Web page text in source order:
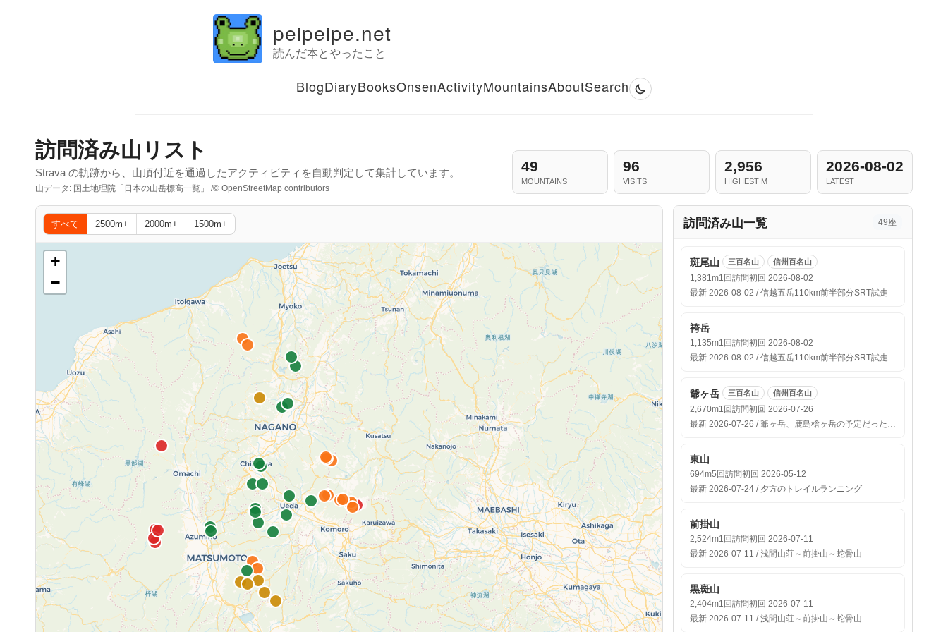
peipeipe.net
読んだ本とやったこと
BlogDiaryBooksOnsenActivityMountainsAboutSearch
訪問済み山リスト
Strava の軌跡から、山頂付近を通過したアクティビティを自動判定して集計しています。
山データ: 国土地理院「日本の山岳標高一覧」 /© OpenStreetMap contributors
49
MOUNTAINS
96
VISITS
2,956
HIGHEST M
2026-08-02
LATEST
すべて 2500m+ 2000m+ 1500m+
+
−
訪問済み山一覧 49座
斑尾山 三百名山 信州百名山
1,381m1回訪問初回 2026-08-02
最新 2026-08-02 / 信越五岳110km前半部分SRT試走
袴岳
1,135m1回訪問初回 2026-08-02
最新 2026-08-02 / 信越五岳110km前半部分SRT試走
爺ヶ岳 三百名山 信州百名山
2,670m1回訪問初回 2026-07-26
最新 2026-07-26 / 爺ヶ岳、鹿島槍ヶ岳の予定だったけど雨で爺ヶ岳先まで
東山
694m5回訪問初回 2026-05-12
最新 2026-07-24 / 夕方のトレイルランニング
前掛山
2,524m1回訪問初回 2026-07-11
最新 2026-07-11 / 浅間山荘～前掛山～蛇骨山
黒斑山
2,404m1回訪問初回 2026-07-11
最新 2026-07-11 / 浅間山荘～前掛山～蛇骨山